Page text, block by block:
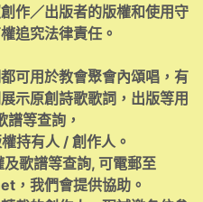
作／出版者的版權和使用守
追究法律責任。
可用於教會聚會內頌唱，有
示原創詩歌歌詞，出版等用
譜等查詢，
持有人 / 創作人。
歌譜等查詢, 可電郵至
，我們會提供協助。